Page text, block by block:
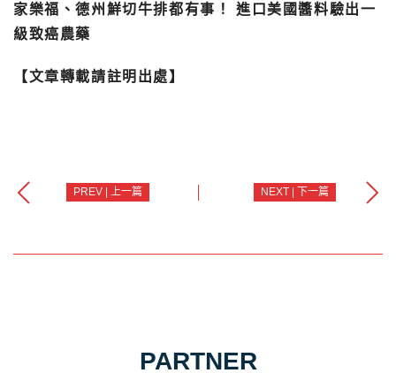
家樂福、德州鮮切牛排都有事！ 進口美國醬料驗出一
級致癌農藥
【文章轉載請註明出處】
PREV | 上一篇 NEXT | 下一篇
PARTNER